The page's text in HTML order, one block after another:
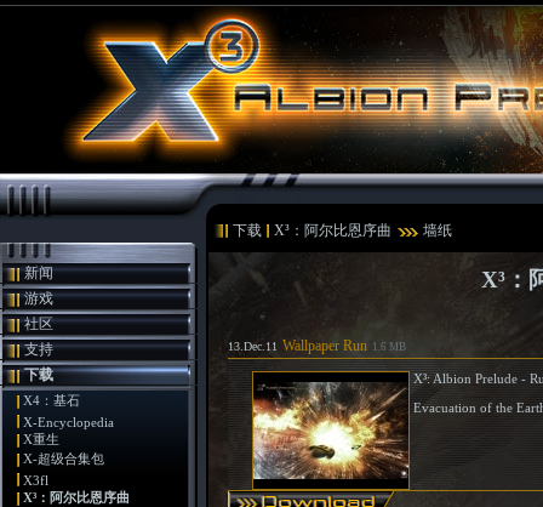
下载 X³：阿尔比恩序曲 墙纸
新闻
游戏
社区
支持
下载
X4：基石
X-Encyclopedia
X重生
X-超级合集包
X3fl
X³：阿尔比恩序曲
X³：
13.Dec.11 Wallpaper Run 1.6 MB
X³: Albion Prelude -
Evacuation of the